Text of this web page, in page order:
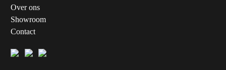
Over ons
Showroom
Contact